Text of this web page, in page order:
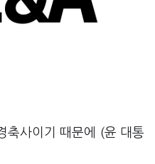
축사이기 때문에 (윤 대통